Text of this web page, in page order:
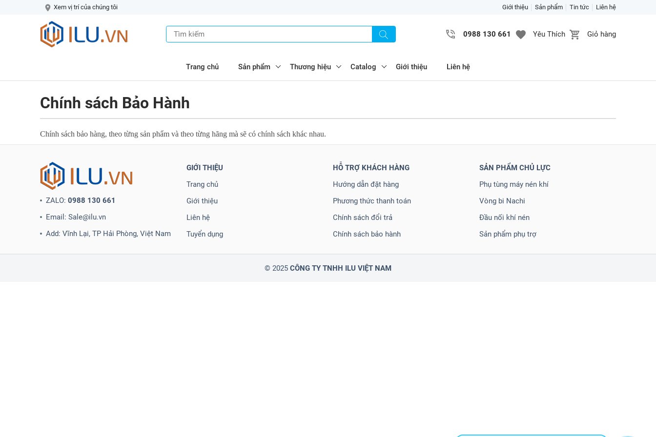
Xem vị trí của chúng tôi Giới thiệu Sản phẩm Tin tức Liên hệ
0988 130 661 Yêu Thích Giỏ hàng
Trang chủ Sản phẩm Thương hiệu Catalog Giới thiệu Liên hệ
Chính sách Bảo Hành
Chính sách bảo hàng, theo từng sản phẩm và theo từng hãng mà sẽ có chính sách khác nhau.
ZALO: 0988 130 661
Email: Sale@ilu.vn
Add: Vĩnh Lại, TP Hải Phòng, Việt Nam
GIỚI THIỆU
Trang chủ
Giới thiệu
Liên hệ
Tuyển dụng
HỖ TRỢ KHÁCH HÀNG
Hướng dẫn đặt hàng
Phương thức thanh toán
Chính sách đổi trả
Chính sách bảo hành
SẢN PHẨM CHỦ LỰC
Phụ tùng máy nén khí
Vòng bi Nachi
Đầu nối khí nén
Sản phẩm phụ trợ
© 2025 CÔNG TY TNHH ILU VIỆT NAM